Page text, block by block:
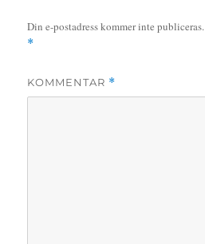
Din e-postadress kommer inte publiceras.
*
KOMMENTAR *